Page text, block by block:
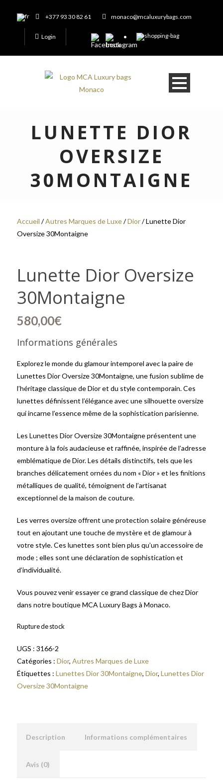
+377 93 30 82 61 monaco@mcaluxurybags.com
Login
LUNETTE DIOR
OVERSIZE
30MONTAIGNE
Accueil /Autres Marques de Luxe/Dior/ Lunette Dior
Oversize 30Montaigne
Lunette Dior Oversize
30Montaigne
580,00€
Informations générales
Explorez le monde du glamour intemporel avec la paire de
Lunettes Dior Oversize 30Montaigne, une fusion sublime de
l’héritage classique de Dior et du style contemporain. Ces
lunettes définissent l’élégance avec une silhouette oversize
qui incarne l’essence même de la sophistication parisienne.
Les Lunettes Dior Oversize 30Montaigne présentent une
monture à la fois audacieuse et raffinée, inspirée de l’adresse
emblématique de Dior. Les détails distinctifs, tels que les
branches délicatement ornées du nom « Dior » et les finitions
métalliques de qualité, témoignent de l’artisanat
exceptionnel de la maison de couture.
Les verres oversize offrent une protection solaire généreuse
tout en ajoutant une touche de mystère et de glamour à
votre style. Ces lunettes sont bien plus qu’un accessoire de
mode ; elles sont une déclaration de sophistication et
d’individualité.
Vous pouvez venir essayer ce grand classique de chez Dior
dans notre boutique MCA Luxury Bags à Monaco.
Rupture de stock
UGS : 3166-2
Catégories : Dior, Autres Marques de Luxe
Étiquettes : Lunettes Dior 30Montaigne, Dior, Lunettes Dior
Oversize 30Montaigne
Description Informations complémentaires
Avis (0)